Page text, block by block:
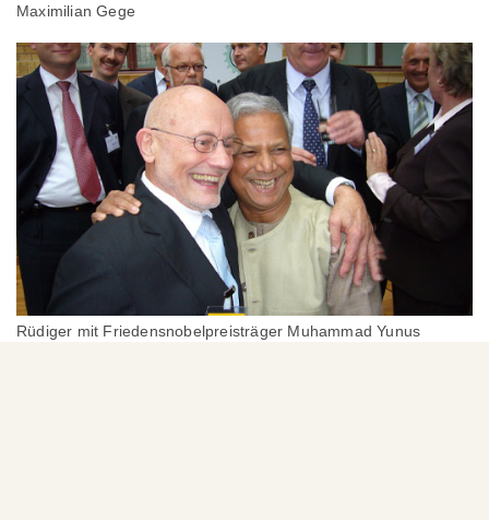
Maximilian Gege
Rüdiger mit Friedensnobelpreisträger Muhammad Yunus